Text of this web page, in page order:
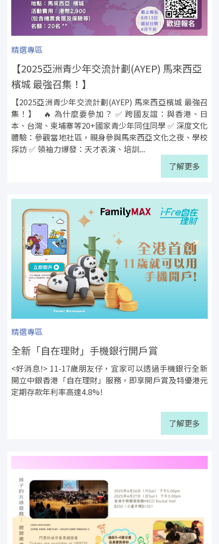
精選專區
【2025亞洲青少年交流計劃(AYEP) 馬來西亞
檳城 最強召集！】
【2025亞洲青少年交流計劃(AYEP) 馬來西亞檳城 最強召
集！】 🔥 為什麼要參加？ ✅ 跨國友誼：與香港、日
本、台灣、柬埔寨等20+國家青少年同住同學 ✅ 深度文化
體驗：參觀當地社區，親身參與馬來西亞文化之夜、學校
探訪 ✅ 領袖力爆發：天才表演、培訓...
了解更多
精選專區
全新「自在理財」手機銀行開戶賞
<好消息!> 11-17歲朋友仔，宜家可以透過手機銀行全新
開立中銀香港「自在理財」服務，即享開戶賞及特優港元
定期存款年利率高達4.8%!
了解更多